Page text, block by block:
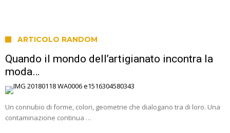
ARTICOLO RANDOM
Quando il mondo dell’artigianato incontra la
moda…
Un connubio di forme, colori, geometrie che dialogano tra di loro. Una
contaminazione continua …